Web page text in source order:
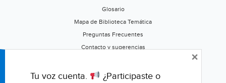
Glosario
Mapa de Biblioteca Temática
Preguntas Frecuentes
Contacto y sugerencias
Califica este portal
Tu voz cuenta. ¿Participaste o
×